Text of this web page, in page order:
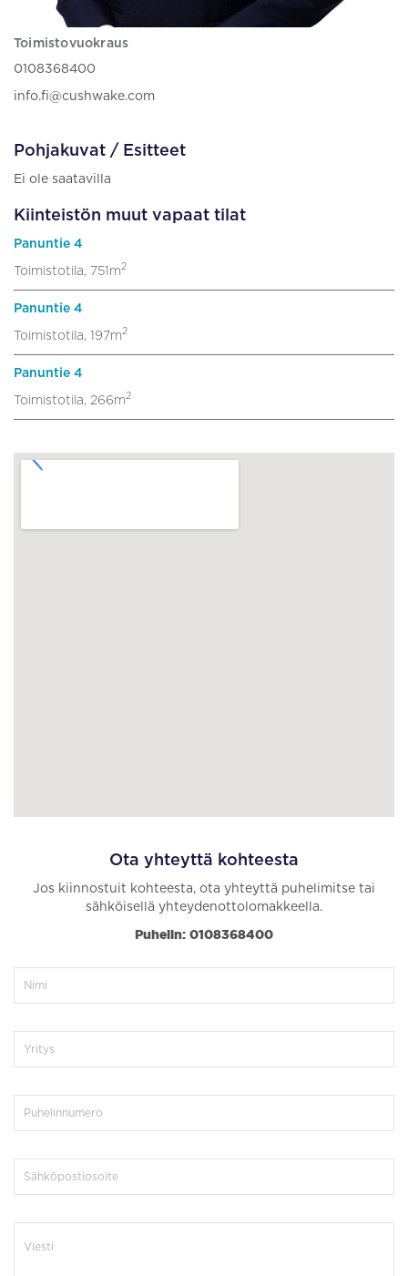
Toimistovuokraus
0108368400
info.fi@cushwake.com
Pohjakuvat / Esitteet
Ei ole saatavilla
Kiinteistön muut vapaat tilat
Panuntie 4
Toimistotila, 751m2
Panuntie 4
Toimistotila, 197m2
Panuntie 4
Toimistotila, 266m2
Ota yhteyttä kohteesta
Jos kiinnostuit kohteesta, ota yhteyttä puhelimitse tai
sähköisellä yhteydenottolomakkeella.
Puhelin: 0108368400